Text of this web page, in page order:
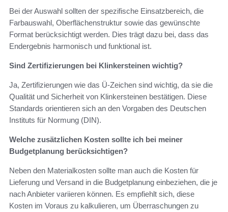
Bei der Auswahl sollten der spezifische Einsatzbereich, die
Farbauswahl, Oberflächenstruktur sowie das gewünschte
Format berücksichtigt werden. Dies trägt dazu bei, dass das
Endergebnis harmonisch und funktional ist.
Sind Zertifizierungen bei Klinkersteinen wichtig?
Ja, Zertifizierungen wie das Ü-Zeichen sind wichtig, da sie die
Qualität und Sicherheit von Klinkersteinen bestätigen. Diese
Standards orientieren sich an den Vorgaben des Deutschen
Instituts für Normung (DIN).
Welche zusätzlichen Kosten sollte ich bei meiner
Budgetplanung berücksichtigen?
Neben den Materialkosten sollte man auch die Kosten für
Lieferung und Versand in die Budgetplanung einbeziehen, die je
nach Anbieter variieren können. Es empfiehlt sich, diese
Kosten im Voraus zu kalkulieren, um Überraschungen zu